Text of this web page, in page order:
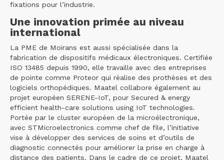
fixations pour l’industrie.
Une innovation primée au niveau
international
La PME de Moirans est aussi spécialisée dans la
fabrication de dispositifs médicaux électroniques. Certifiée
ISO 13485 depuis 1990, elle travaille avec des entreprises
de pointe comme Proteor qui réalise des prothèses et des
logiciels orthopédiques. Maatel collabore également au
projet européen SERENE-IoT, pour Secured & energy
efficient health-care solutions using IoT technologies.
Portée par le cluster européen de la microélectronique,
avec STMicroelectronics comme chef de file, l’initiative
vise à développer des services de soins et d’outils de
diagnostic connectés pour améliorer la prise en charge à
distance des patients. Dans le cadre de ce projet, Maatel